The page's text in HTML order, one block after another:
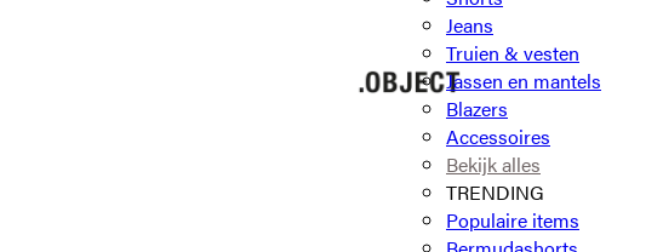
Jeans
Truien & vesten
Jassen en mantels
Blazers
Accessoires
Bekijk alles
TRENDING
Populaire items